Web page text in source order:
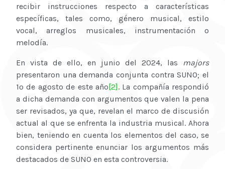
recibir instrucciones respecto a características
específicas, tales como, género musical, estilo
vocal, arreglos musicales, instrumentación o
melodía.
En vista de ello, en junio del 2024, las majors
presentaron una demanda conjunta contra SUNO; el
1º de agosto de este año [2] . La compañía respondió
a dicha demanda con argumentos que valen la pena
ser revisados, ya que, revelan el marco de discusión
actual al que se enfrenta la industria musical. Ahora
bien, teniendo en cuenta los elementos del caso, se
considera pertinente enunciar los argumentos más
destacados de SUNO en esta controversia.